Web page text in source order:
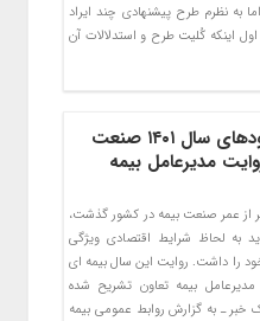
به نظرم طرح پیشنهادی چند ایراد
اینکه کُلیت طرح و استدلالات آن
فراز و فرودهای سال ۱۴۰۱ صنعت
مدیرعامل بیمه
از عمر صنعت بیمه در کشور گذشت،
به لحاظ شرایط اقتصادی ویژگی
را داشت. روایت این سال بیمه ای
مدیرعامل بیمه تعاون تشریح شده
ـ به گزارش روابط عمومی بیمه